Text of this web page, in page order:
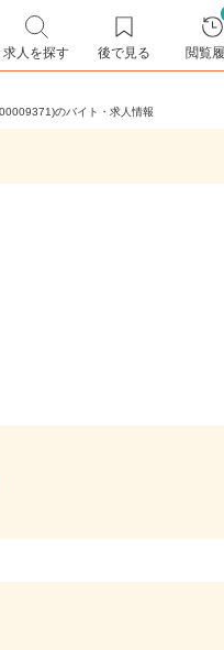
求人を探す 後で見る 閲覧
のバイト・求人情報